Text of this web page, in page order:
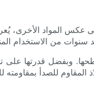
المواد الأخرى،
وبفضل قدرتها